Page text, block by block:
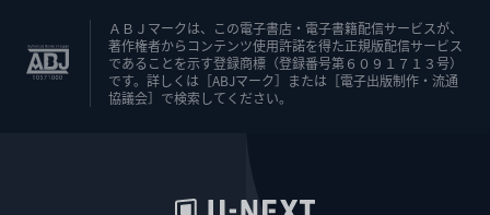
ＡＢＪマークは、この電子書店・電子書籍配信サービスが、
著作権者からコンテンツ使用許諾を得た正規版配信サービス
であることを示す登録商標（登録番号第６０９１７１３号）
です。詳しくは［ABJマーク］または［電子出版制作・流通
協議会］で検索してください。